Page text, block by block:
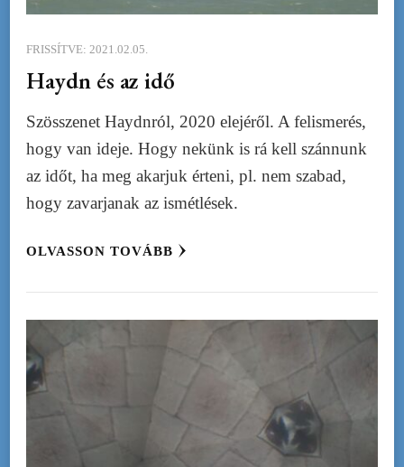
FRISSÍTVE: 2021.02.05.
Haydn és az idő
Szösszenet Haydnról, 2020 elejéről. A felismerés,
hogy van ideje. Hogy nekünk is rá kell szánnunk
az időt, ha meg akarjuk érteni, pl. nem szabad,
hogy zavarjanak az ismétlések.
OLVASSON TOVÁBB